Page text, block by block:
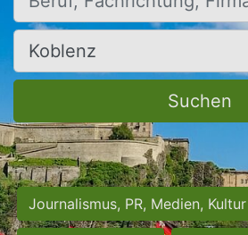
Ort, Stadt
Suchen
Journalismus, PR, Medien, Kultur